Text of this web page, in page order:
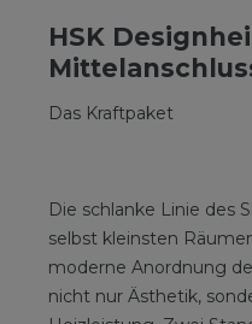
HSK
Das Kraftpaket
Die schlanke Linie des
selbst kleinsten
moderne Anordnung
nicht nur Ästhetik,